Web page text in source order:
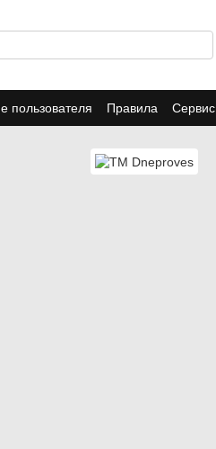
пользователя Правила Сервис